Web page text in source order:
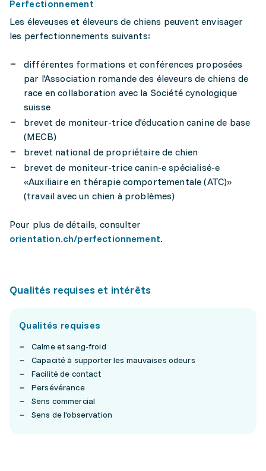
Perfectionnement
Les éleveuses et éleveurs de chiens peuvent envisager
les perfectionnements suivants:
différentes formations et conférences proposées
par l'Association romande des éleveurs de chiens de
race en collaboration avec la Société cynologique
suisse
brevet de moniteur-trice d'éducation canine de base
(MECB)
brevet national de propriétaire de chien
brevet de moniteur-trice canin-e spécialisé-e
«Auxiliaire en thérapie comportementale (ATC)»
(travail avec un chien à problèmes)
Pour plus de détails, consulter
orientation.ch/perfectionnement.
Qualités requises et intérêts
Qualités requises
Calme et sang-froid
Capacité à supporter les mauvaises odeurs
Facilité de contact
Persévérance
Sens commercial
Sens de l'observation